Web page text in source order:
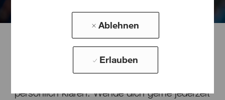
Ablehnen
Erlauben
So erreichst du uns
Manche Fragen lassen sich am besten
persönlich klären: Wende dich gerne jederzeit